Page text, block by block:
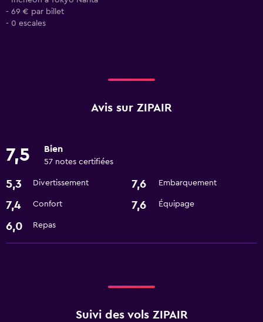
- 69 € par billet
- 0 escales
Avis sur ZIPAIR
7,5 Bien
57 notes certifiées
5,3 Divertissement 7,6 Embarquement
7,4 Confort 7,6 Équipage
6,0 Repas
Suivi des vols ZIPAIR